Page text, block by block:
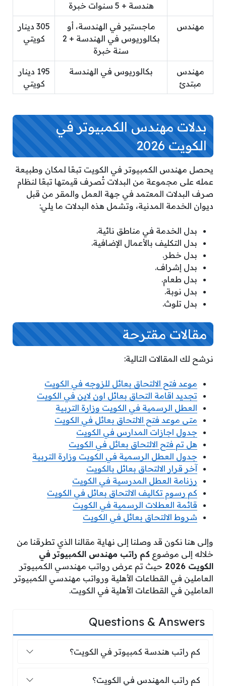
هندسة + 5 سنوات خبرة
مهندس
ماجستير في الهندسة، أو
بكالوريوس في الهندسة + 2
سنة خبرة
305 دينار
كويتي
مهندس
مبتدئ
بكالوريوس في الهندسة
195 دينار
كويتي
بدلات مهندس الكمبيوتر في
الكويت 2026
يحصل مهندس الكمبيوتر في الكويت تبعًا لمكان وطبيعة
عمله على مجموعة من البدلات تُصرف قيمتها تبعًا لنظام
صرف البدلات المعتمد في جهة العمل والمقر من قبل
ديوان الخدمة المدنية، وتشمل هذه البدلات ما يلي:
بدل الخدمة في مناطق نائية.
بدل التكليف بالأعمال الإضافية.
بدل خطر.
بدل إشراف.
بدل طعام.
بدل نوبة.
بدل تلوث.
مقالات مقترحة
نرشح لك المقالات التالية:
موعد فتح الالتحاق بعائل للزوجه في الكويت
تجديد اقامة التحاق بعائل اون لاين في الكويت
العطل الرسمية في الكويت وزارة التربية
متى موعد فتح الالتحاق بعائل في الكويت
جدول اجازات المدارس في الكويت
هل تم فتح الالتحاق بعائل في الكويت
جدول العطل الرسمية في الكويت وزارة التربية
آخر قرار الالتحاق بعائل بالكويت
رزنامة العطل المدرسية في الكويت
كم رسوم تكاليف الالتحاق بعائل في الكويت
قائمة العطلات الرسمية في الكويت
شروط الالتحاق بعائل في الكويت
وإلى هنا نكون قد وصلنا إلى نهاية مقالنا الذي تطرقنا من
خلاله إلى موضوع كم راتب مهندس الكمبيوتر في
الكويت 2026
حيث تم عرض رواتب مهندسي الكمبيوتر
العاملين في القطاعات الأهلية ورواتب مهندسي الكمبيوتر
العاملين في القطاعات الأهلية في الكويت.
Questions & Answers
كم راتب هندسة كمبيوتر في الكويت؟
كم راتب هندسة كمبيوتر في الكويت؟
كم راتب المهندس في الكويت؟
كم راتب المهندس في الكويت؟